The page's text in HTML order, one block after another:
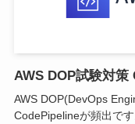
AWS DOP試験対
AWS DOP(DevOps
CodePipelineが頻出で